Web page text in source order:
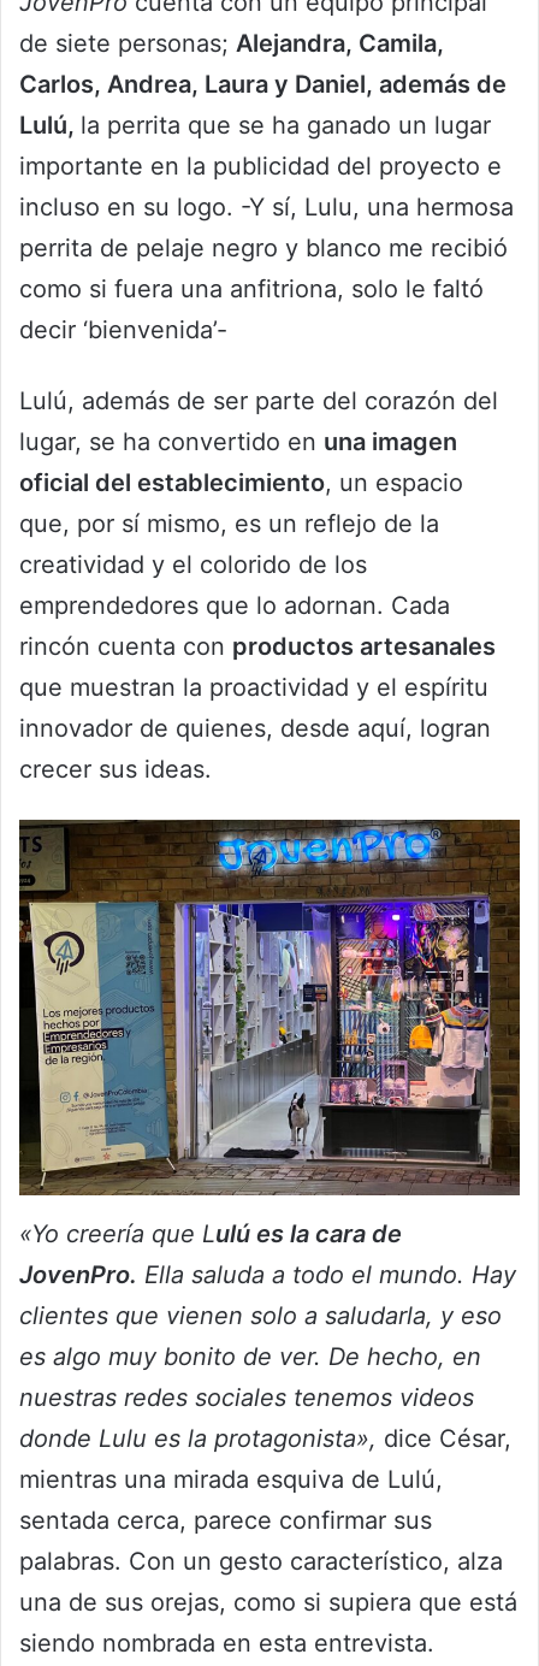
de siete personas; Alejandra, Camila,
Carlos, Andrea, Laura y Daniel, además de
Lulú, la perrita que se ha ganado un lugar
importante en la publicidad del proyecto e
incluso en su logo. -Y sí, Lulu, una hermosa
perrita de pelaje negro y blanco me recibió
como si fuera una anfitriona, solo le faltó
decir ‘bienvenida’-
Lulú, además de ser parte del corazón del
lugar, se ha convertido en una imagen
oficial del establecimiento, un espacio
que, por sí mismo, es un reflejo de la
creatividad y el colorido de los
emprendedores que lo adornan. Cada
rincón cuenta con productos artesanales
que muestran la proactividad y el espíritu
innovador de quienes, desde aquí, logran
crecer sus ideas.
«Yo creería que Lulú es la cara de
JovenPro. Ella saluda a todo el mundo. Hay
clientes que vienen solo a saludarla, y eso
es algo muy bonito de ver. De hecho, en
nuestras redes sociales tenemos videos
donde Lulu es la protagonista», dice César,
mientras una mirada esquiva de Lulú,
sentada cerca, parece confirmar sus
palabras. Con un gesto característico, alza
una de sus orejas, como si supiera que está
siendo nombrada en esta entrevista.